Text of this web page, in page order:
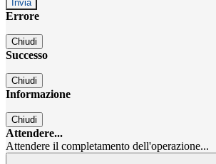
Errore
Chiudi
Successo
Chiudi
Informazione
Chiudi
Attendere...
Attendere il completamento dell'operazione...